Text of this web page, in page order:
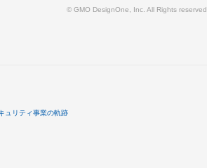
© GMO DesignOne, Inc. All Rights reserved.
ュリティ事業の軌跡